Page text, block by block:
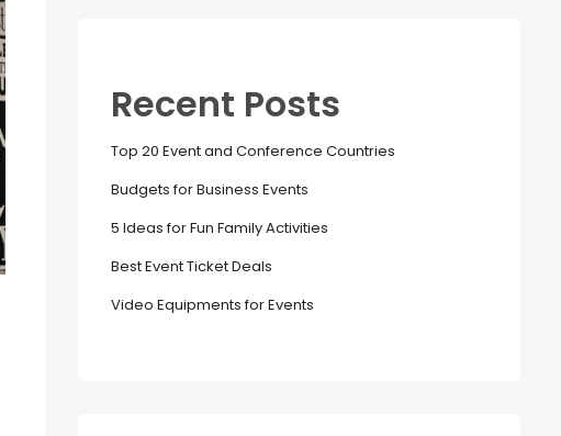
Recent Posts
Top 20 Event and Conference Countries
Budgets for Business Events
5 Ideas for Fun Family Activities
Best Event Ticket Deals
Video Equipments for Events